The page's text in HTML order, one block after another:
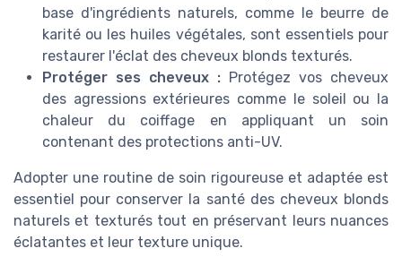
base d'ingrédients naturels, comme le beurre de
karité ou les huiles végétales, sont essentiels pour
restaurer l'éclat des cheveux blonds texturés.
Protéger ses cheveux : Protégez vos cheveux
des agressions extérieures comme le soleil ou la
chaleur du coiffage en appliquant un soin
contenant des protections anti-UV.
Adopter une routine de soin rigoureuse et adaptée est
essentiel pour conserver la santé des cheveux blonds
naturels et texturés tout en préservant leurs nuances
éclatantes et leur texture unique.